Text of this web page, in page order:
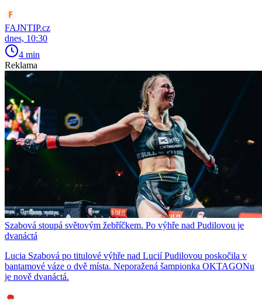
FAJNTIP.cz
dnes, 10:30
4 min
Reklama
Szabová stoupá světovým žebříčkem. Po výhře nad Pudilovou je
dvanáctá
Lucia Szabová po titulové výhře nad Lucií Pudilovou poskočila v
bantamové váze o dvě místa. Neporažená šampionka OKTAGONu
je nově dvanáctá.